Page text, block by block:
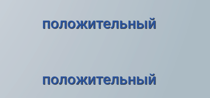
положительный
положительный